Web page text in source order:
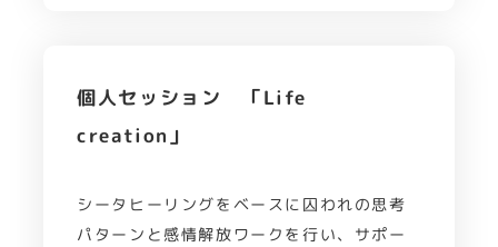
個人セッション 「Life
creation」
シータヒーリングをベースに囚われの思考
パターンと感情解放ワークを行い、サポー